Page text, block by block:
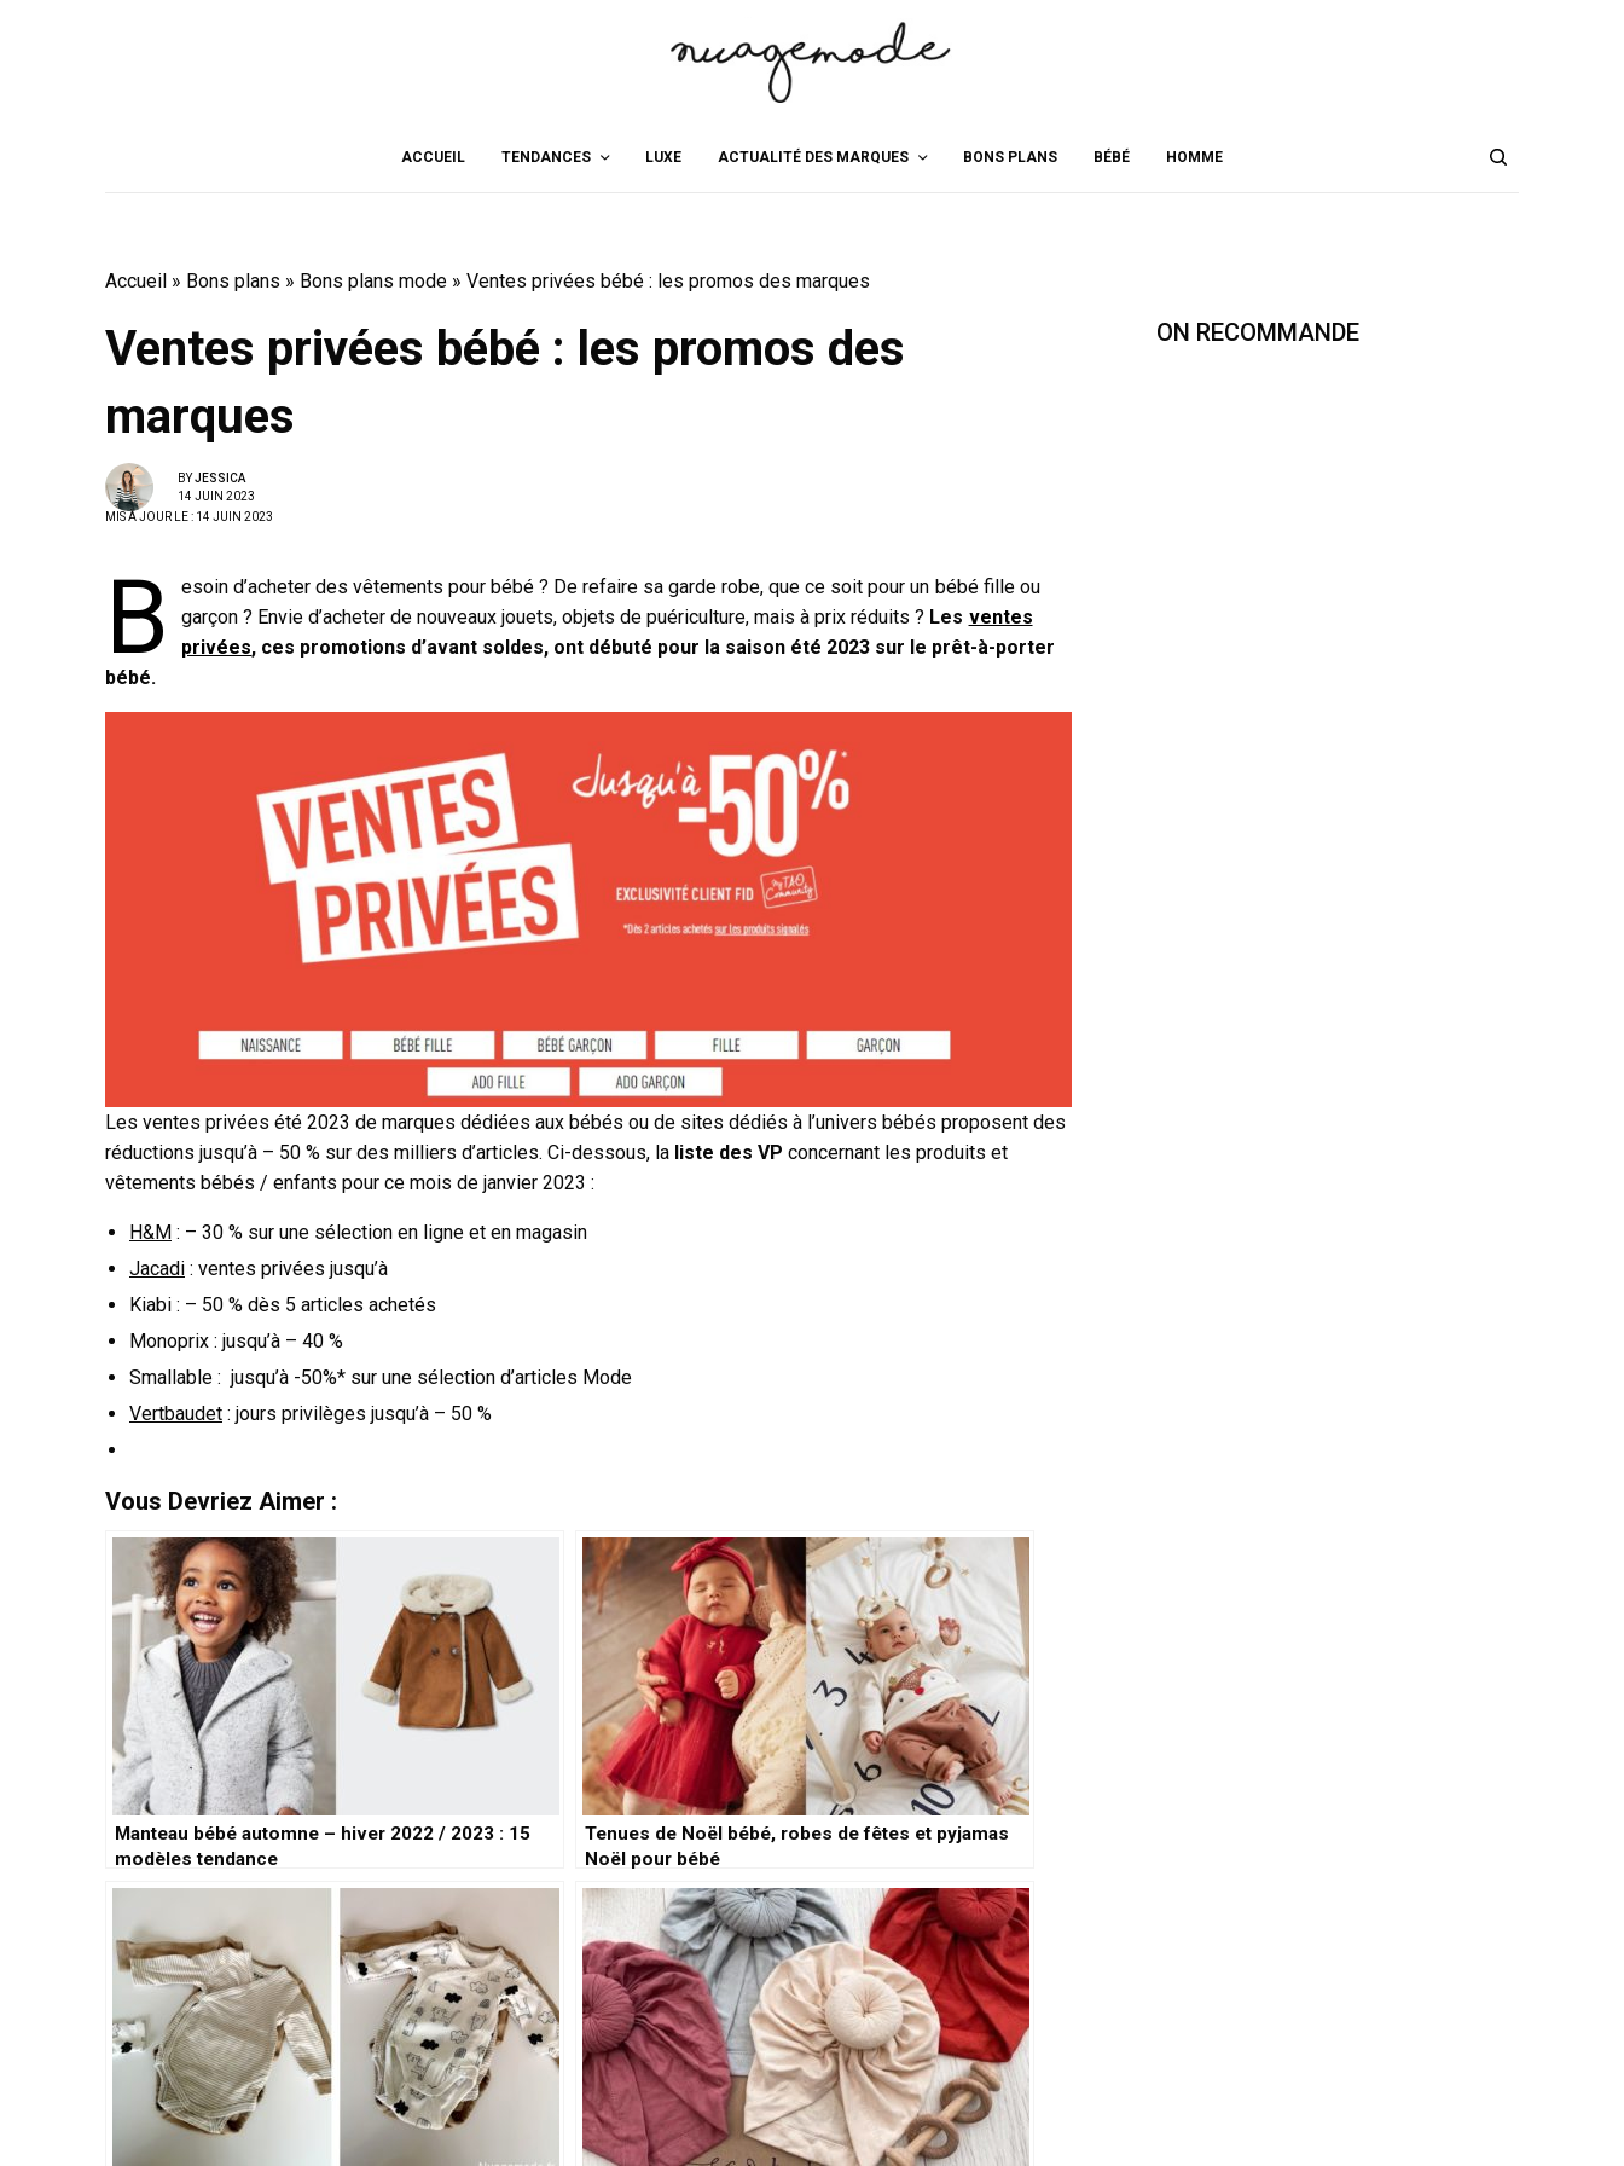
ACCUEIL TENDANCES LUXE ACTUALITÉ DES MARQUES BONS PLANS BÉBÉ HOMME
Accueil » Bons plans » Bons plans mode »Ventes privées bébé : les promos des marques
Ventes privées bébé : les promos des
marques
BYJESSICA
14 JUIN 2023
MIS À JOUR LE : 14 JUIN 2023
B
esoin d’acheter des vêtements pour bébé ? De refaire sa garde robe, que ce soit pour un bébé fille ou
garçon ? Envie d’acheter de nouveaux jouets, objets de puériculture, mais à prix réduits ? Les ventes
privées, ces promotions d’avant soldes, ont débuté pour la saison été 2023 sur le prêt-à-porter
bébé.
Les ventes privées été 2023 de marques dédiées aux bébés ou de sites dédiés à l’univers bébés proposent des
réductions jusqu’à – 50 % sur des milliers d’articles. Ci-dessous, la liste des VPconcernant les produits et
vêtements bébés / enfants pour ce mois de janvier 2023 :
H&M : – 30 % sur une sélection en ligne et en magasin
Jacadi : ventes privées jusqu’à
Kiabi : – 50 % dès 5 articles achetés
Monoprix : jusqu’à – 40 %
Smallable : jusqu’à -50%* sur une sélection d’articles Mode
Vertbaudet : jours privilèges jusqu’à – 50 %
Vous Devriez Aimer :
Manteau bébé automne – hiver 2022 / 2023 : 15
modèles tendance
Tenues de Noël bébé, robes de fêtes et pyjamas
Noël pour bébé
ON RECOMMANDE